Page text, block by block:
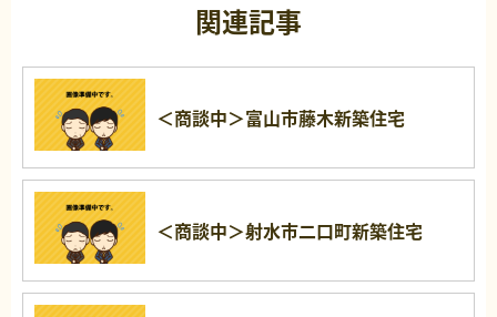
関連記事
＜商談中＞富山市藤木新築住宅
＜商談中＞射水市二口町新築住宅